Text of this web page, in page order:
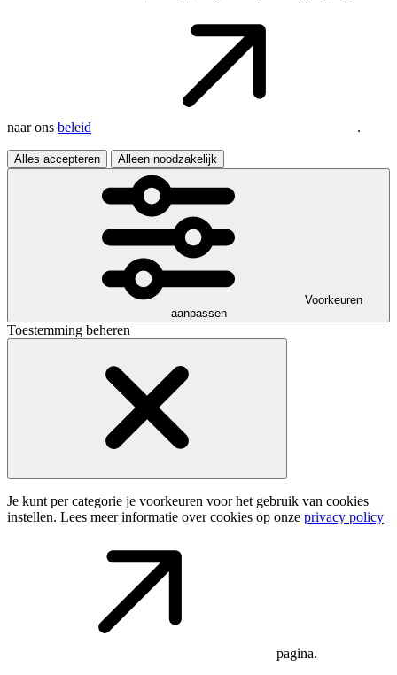
naar ons beleid .
Alles accepteren Alleen noodzakelijk
Voorkeuren
aanpassen
Toestemming beheren
Je kunt per categorie je voorkeuren voor het gebruik van cookies
instellen. Lees meer informatie over cookies op onze privacy policy
pagina.